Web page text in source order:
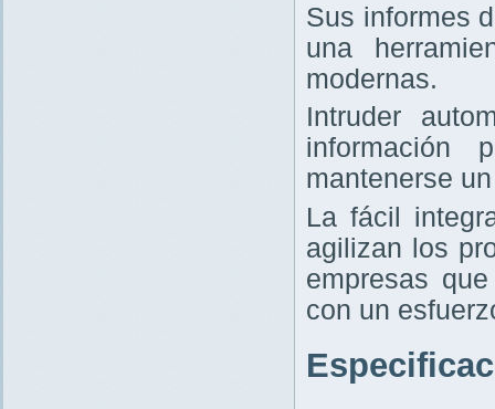
Sus informes
una
modernas.
Intruder
información
mantenerse
La fácil
agilizan los
empresas
con un